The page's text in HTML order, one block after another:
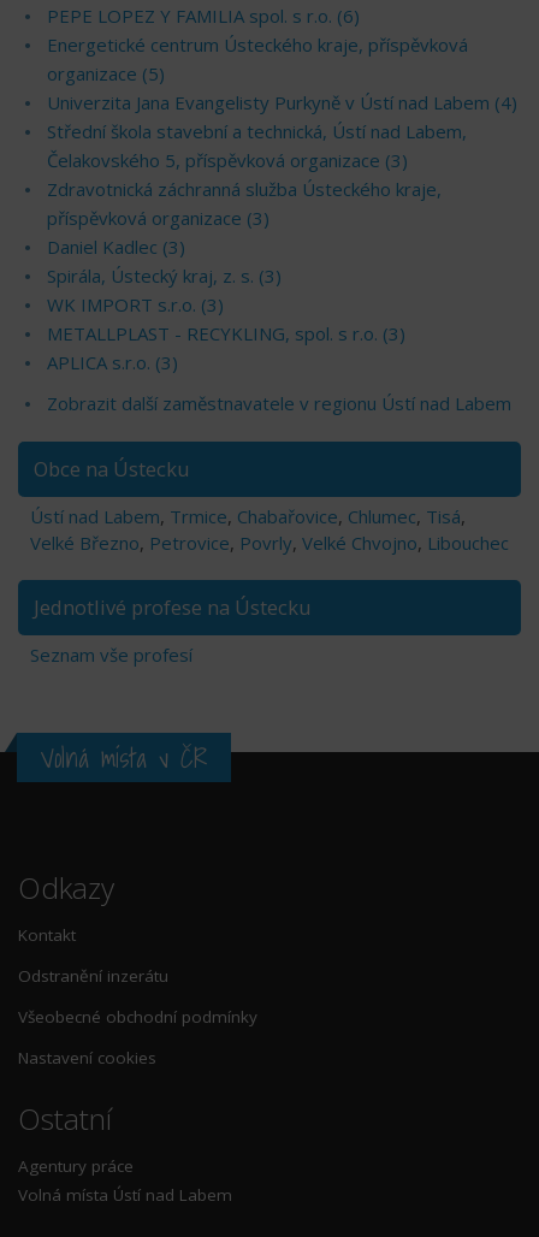
PEPE LOPEZ Y FAMILIA spol. s r.o. (6)
Energetické centrum Ústeckého kraje, příspěvková
organizace (5)
Univerzita Jana Evangelisty Purkyně v Ústí nad Labem (4)
Střední škola stavební a technická, Ústí nad Labem,
Čelakovského 5, příspěvková organizace (3)
Zdravotnická záchranná služba Ústeckého kraje,
příspěvková organizace (3)
Daniel Kadlec (3)
Spirála, Ústecký kraj, z. s. (3)
WK IMPORT s.r.o. (3)
METALLPLAST - RECYKLING, spol. s r.o. (3)
APLICA s.r.o. (3)
Zobrazit další zaměstnavatele v regionu Ústí nad Labem
Obce na Ústecku
Ústí nad Labem, Trmice, Chabařovice, Chlumec, Tisá,
Velké Březno, Petrovice, Povrly, Velké Chvojno, Libouchec
Jednotlivé profese na Ústecku
Seznam vše profesí
Volná místa v ČR
Odkazy
Kontakt
Odstranění inzerátu
Všeobecné obchodní podmínky
Nastavení cookies
Ostatní
Agentury práce
Volná místa Ústí nad Labem